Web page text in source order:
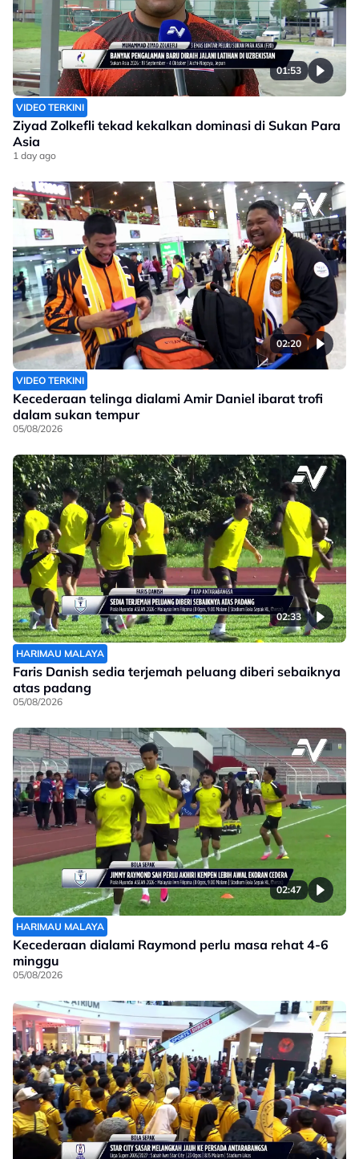
01:53
VIDEO TERKINI
Ziyad Zolkefli tekad kekalkan dominasi di Sukan Para
Asia
1 day ago
02:20
VIDEO TERKINI
Kecederaan telinga dialami Amir Daniel ibarat trofi
dalam sukan tempur
05/08/2026
02:33
HARIMAU MALAYA
Faris Danish sedia terjemah peluang diberi sebaiknya
atas padang
05/08/2026
02:47
HARIMAU MALAYA
Kecederaan dialami Raymond perlu masa rehat 4-6
minggu
05/08/2026